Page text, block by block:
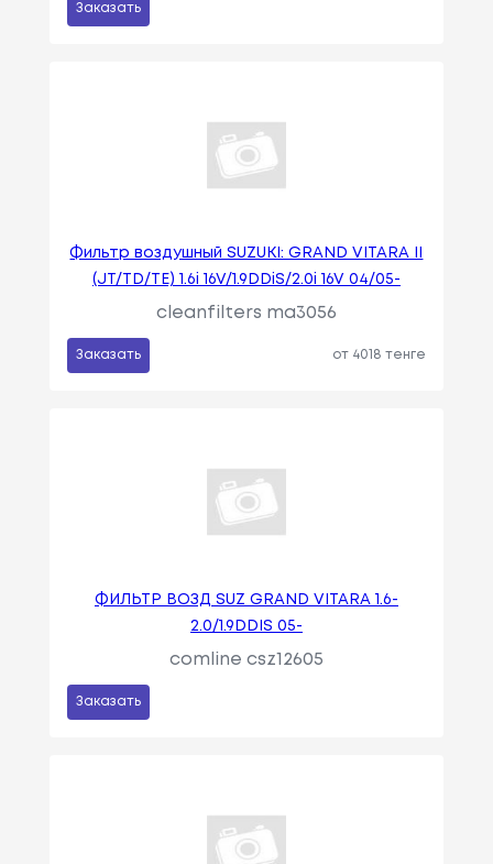
Заказать
Фильтр воздушный SUZUKI: GRAND VITARA II
(JT/TD/TE) 1.6i 16V/1.9DDiS/2.0i 16V 04/05-
cleanfilters ma3056
Заказать от 4018 тенге
ФИЛЬТР ВОЗД SUZ GRAND VITARA 1.6-
2.0/1.9DDIS 05-
comline csz12605
Заказать